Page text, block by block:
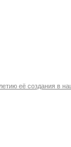
её создания в